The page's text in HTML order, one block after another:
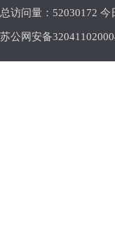
总访问量： 52030172 今
苏公网安备